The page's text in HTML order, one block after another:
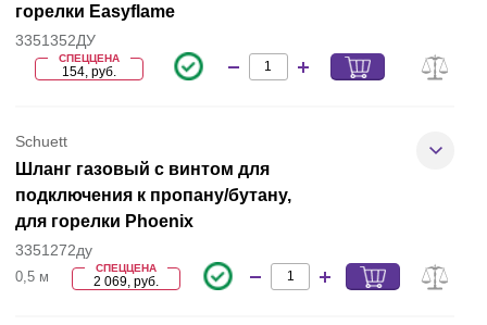
горелки Easyflame
3351352ДУ
СПЕЦЦЕНА
154, руб.
Schuett
Шланг газовый c винтом для
подключения к пропану/бутану,
для горелки Phoenix
3351272ду
0,5 м СПЕЦЦЕНА
2 069, руб.